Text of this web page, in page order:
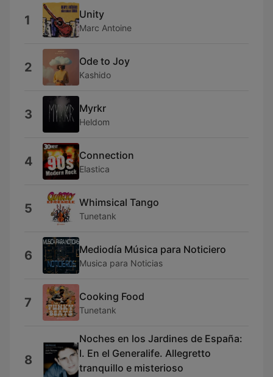
1 Unity
Marc Antoine
2 Ode to Joy
Kashido
3 Myrkr
Heldom
4 Connection
Elastica
5 Whimsical Tango
Tunetank
6 Mediodía Música para Noticiero
Musica para Noticias
7 Cooking Food
Tunetank
8
Noches en los Jardines de España:
I. En el Generalife. Allegretto
tranquillo e misterioso